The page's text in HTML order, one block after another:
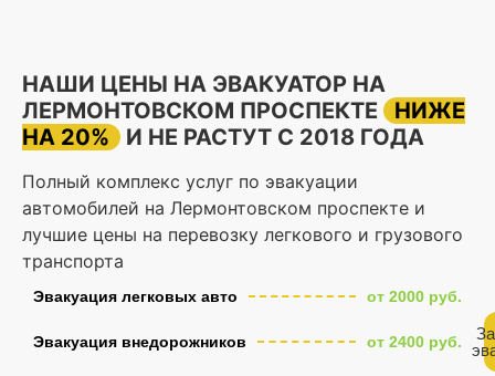
НАШИ ЦЕНЫ НА ЭВАКУАТОР НА
ЛЕРМОНТОВСКОМ ПРОСПЕКТЕ
НИЖЕ
НА 20%
И НЕ РАСТУТ С 2018 ГОДА
Полный комплекс услуг по эвакуации
автомобилей на Лермонтовском проспекте и
лучшие цены на перевозку легкового и грузового
транспорта
Эвакуация легковых авто от 2000 руб.
Эвакуация внедорожников от 2400 руб.